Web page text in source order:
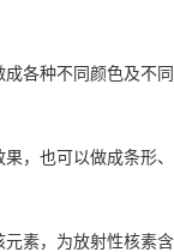
各种不同颜色及不同
，也可以做成条形
素，为放射性核素含